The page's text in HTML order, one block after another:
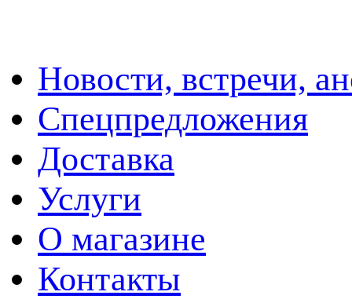
Новости, встречи,
Спецпредложения
Доставка
Услуги
О магазине
Контакты